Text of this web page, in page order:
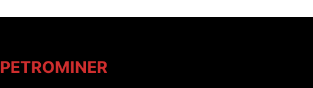
PETROMINER